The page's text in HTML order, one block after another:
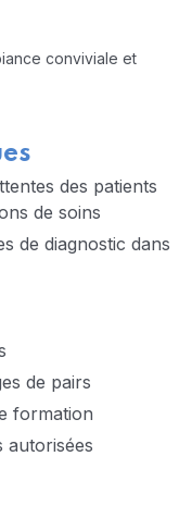
conviviale et
des patients
de soins
de diagnostic dans
de pairs
formation
autorisées